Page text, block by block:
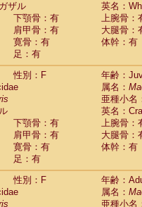
ザル
英名：
下顎骨：有
上腕骨：
肩甲骨：有
大腿骨：
寛骨：有
体幹：有
足：有
性別：F
年齢：
属名：
亜種小名
英名：
下顎骨：有
上腕骨：
肩甲骨：有
大腿骨：
寛骨：有
体幹：有
足：有
性別：F
年齢：
属名：
亜種小名